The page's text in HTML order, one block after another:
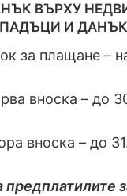
ВЪРХУ
И ДАНЪК
за плащане –
вноска – до
вноска – до
предплатилите